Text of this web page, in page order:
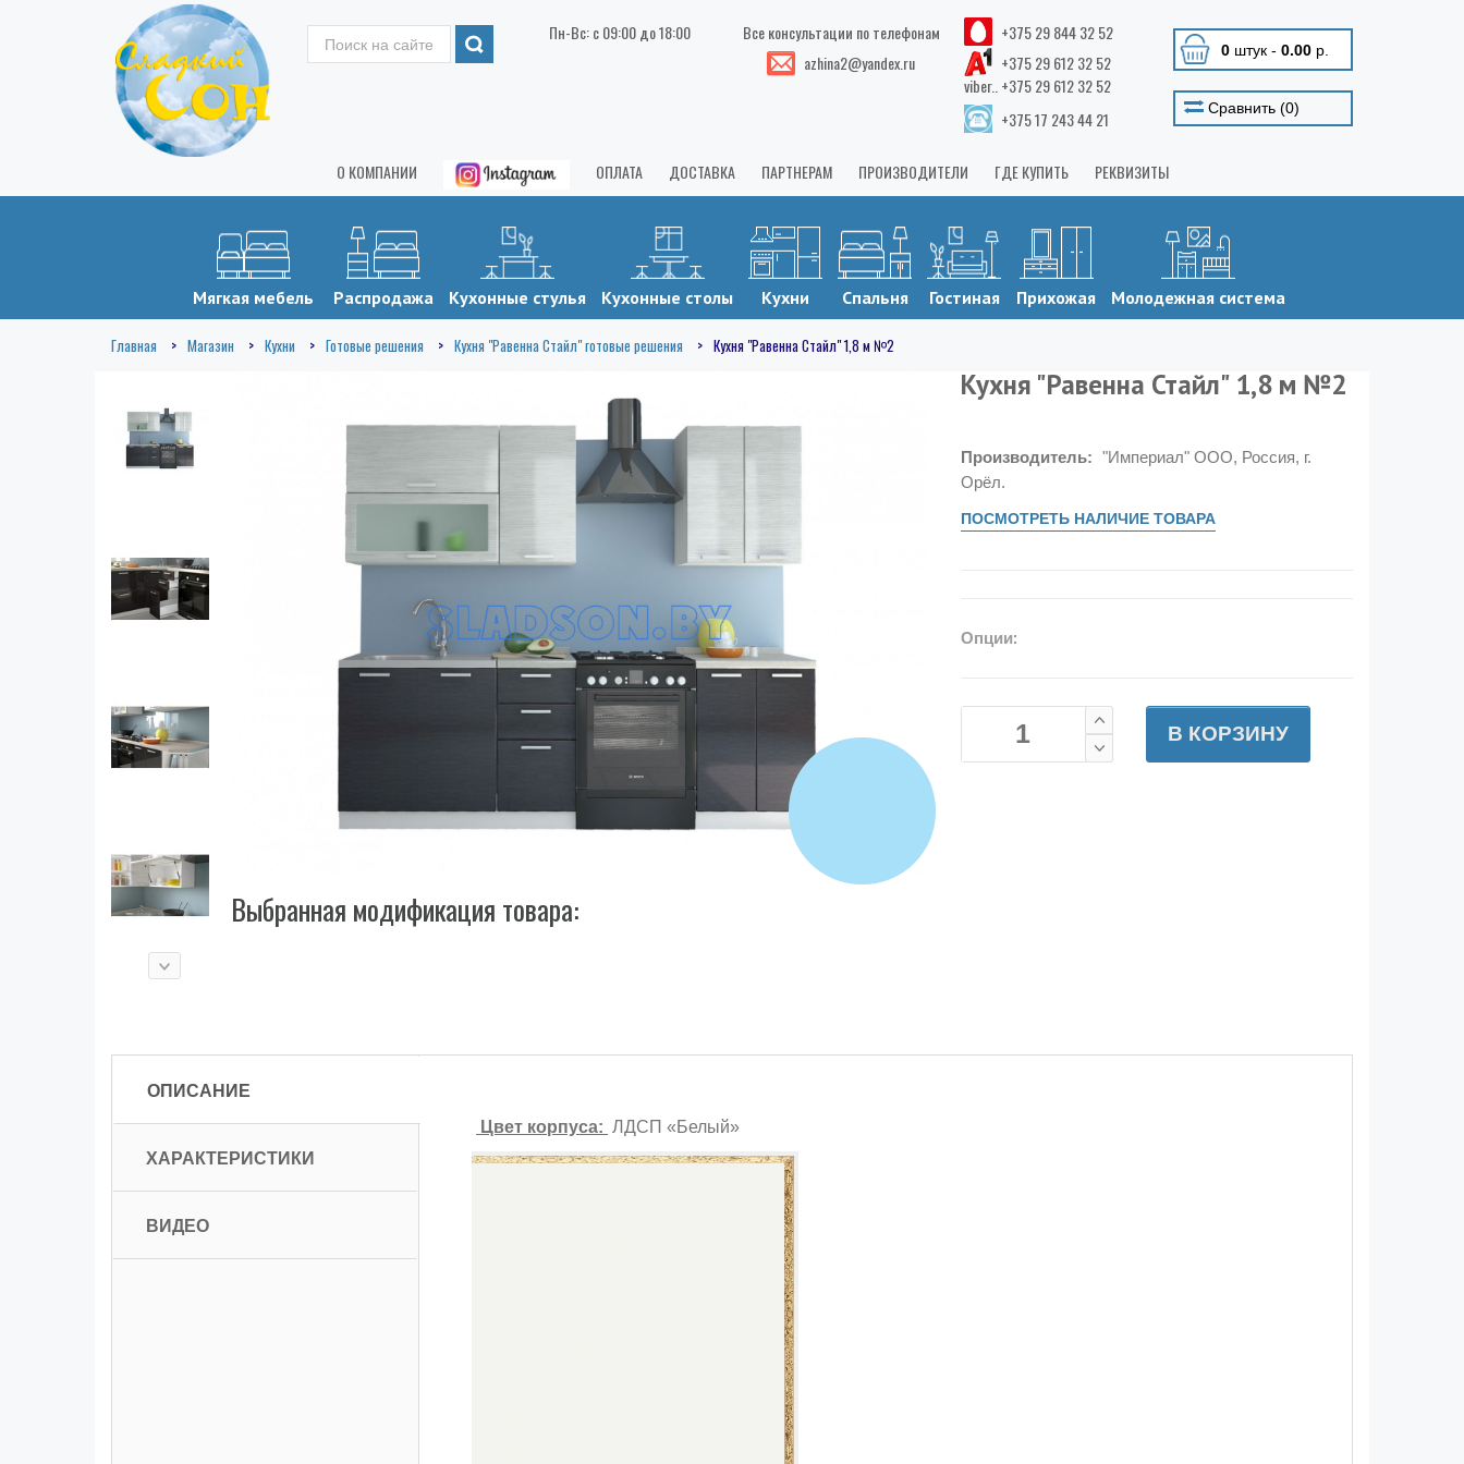
Пн-Вс: с 09:00 до 18:00
Все консультации по телефонам
azhina2@yandex.ru
+375 29 844 32 52
+375 29 612 32 52
viber.. +375 29 612 32 52
+375 17 243 44 21
0штук - 0.00р.
Сравнить (0)
О КОМПАНИИ ОПЛАТА ДОСТАВКА ПАРТНЕРАМ ПРОИЗВОДИТЕЛИ ГДЕ КУПИТЬ РЕКВИЗИТЫ
Мягкая мебель Распродажа Кухонные стулья Кухонные столы Кухни Спальня Гостиная Прихожая Молодежная система
Главная Магазин Кухни Готовые решения Кухня "Равенна Стайл" готовые решения Кухня "Равенна Стайл" 1,8 м №2
Выбранная модификация товара:
Кухня "Равенна Стайл" 1,8 м №2
Производитель: "Империал" ООО, Россия, г.
Орёл.
ПОСМОТРЕТЬ НАЛИЧИЕ ТОВАРА
Опции:
В КОРЗИНУ
ОПИСАНИЕ
ХАРАКТЕРИСТИКИ
ВИДЕО
Цвет корпуса: ЛДСП «Белый»